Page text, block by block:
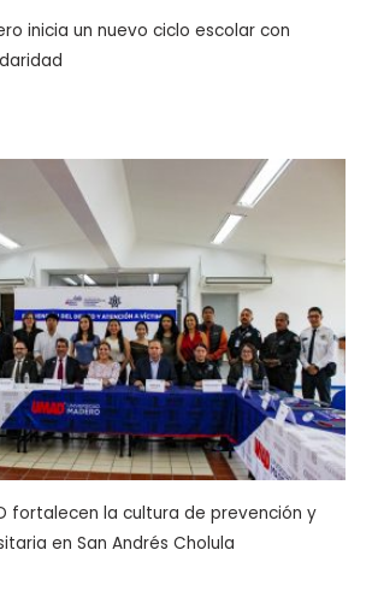
inicia un nuevo ciclo escolar con
fortalecen la cultura de prevención y
en San Andrés Cholula